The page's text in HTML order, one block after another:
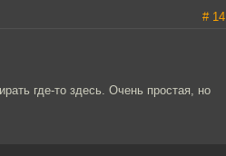
# 14
где-то здесь. Очень простая, но